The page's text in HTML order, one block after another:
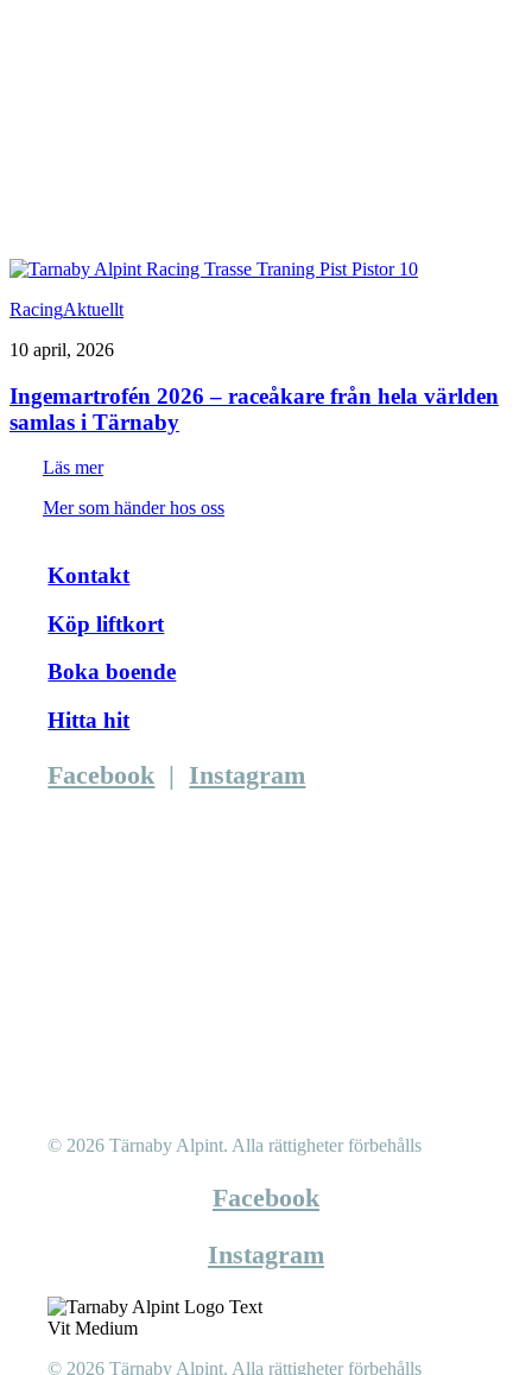
RacingAktuellt
10 april, 2026
Ingemartrofén 2026 – raceåkare från hela världen
samlas i Tärnaby
Läs mer
Mer som händer hos oss
Kontakt
Köp liftkort
Boka boende
Hitta hit
Facebook |Instagram
© 2026 Tärnaby Alpint. Alla rättigheter förbehålls
Facebook
Instagram
© 2026 Tärnaby Alpint. Alla rättigheter förbehålls